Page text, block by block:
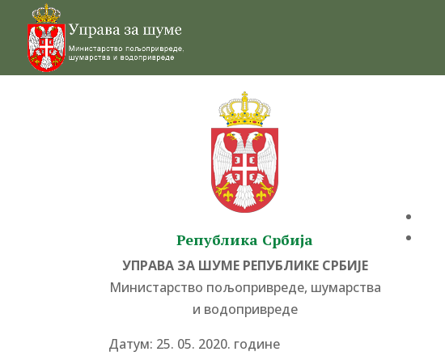
Република Србија
УПРАВА ЗА ШУМЕ РЕПУБЛИКЕ СРБИЈЕ
Министарство пољопривреде, шумарства
и водопривреде
Датум: 25. 05. 2020. године